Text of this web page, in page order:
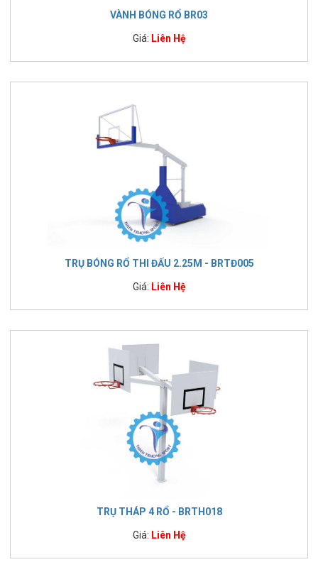
VÀNH BÓNG RỔ BR03
Giá: Liên Hệ
TRỤ BÓNG RỔ THI ĐẤU 2.25M - BRTĐ005
Giá: Liên Hệ
TRỤ THÁP 4 RỔ - BRTH018
Giá: Liên Hệ